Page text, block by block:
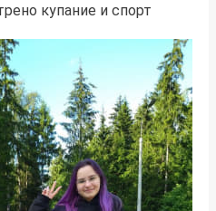
купание и спорт